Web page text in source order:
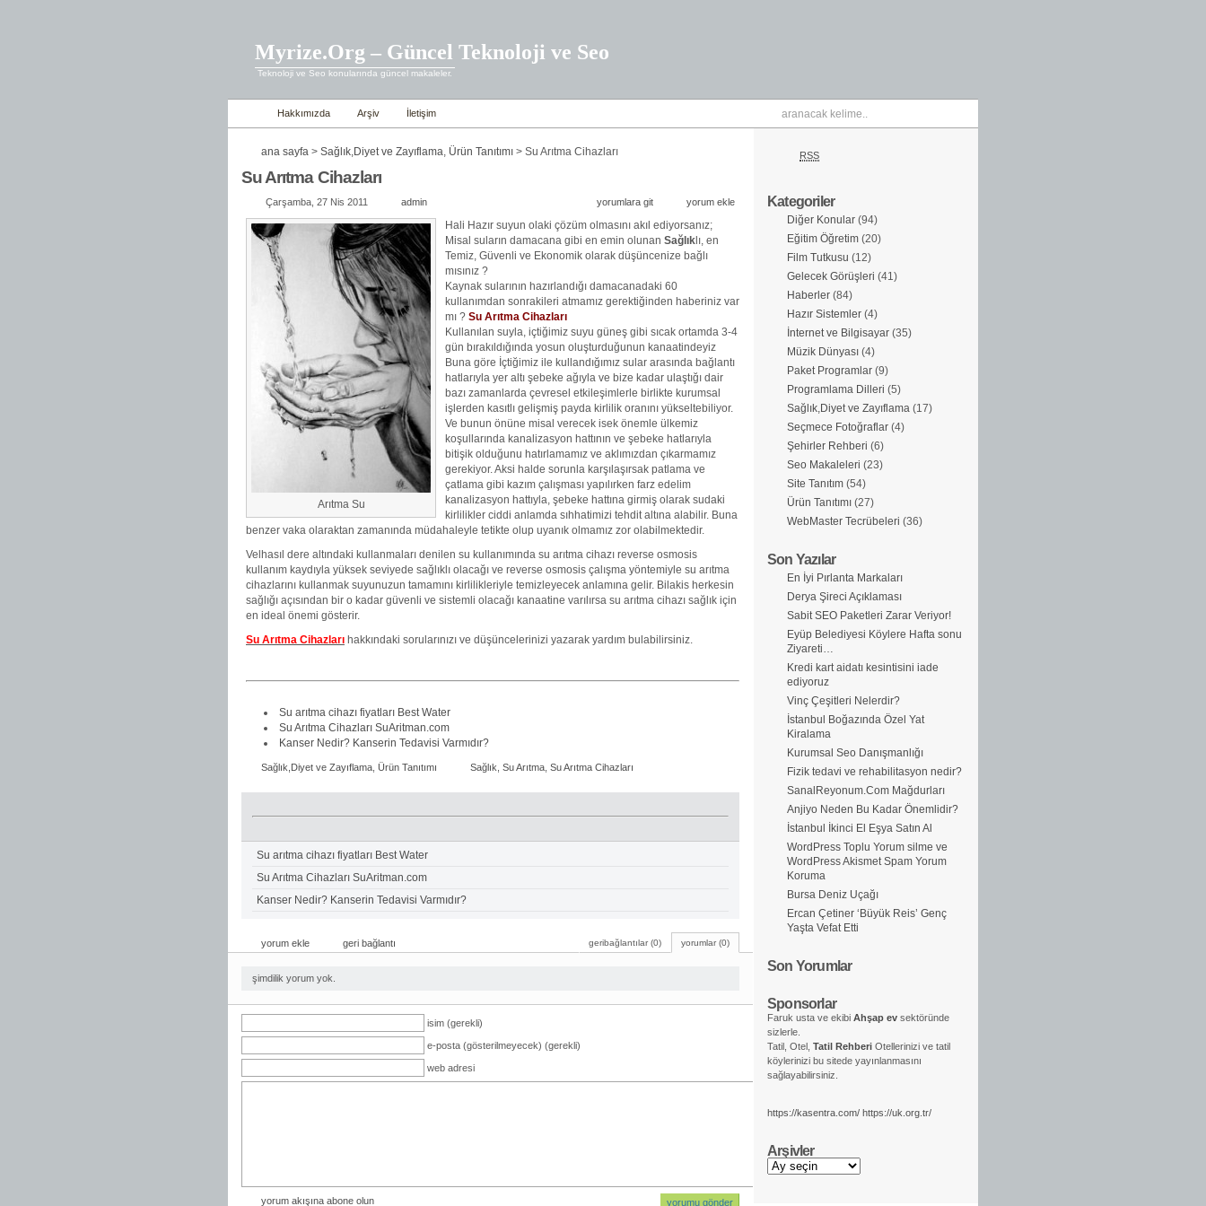
Myrize.Org – Güncel Teknoloji ve Seo
Teknoloji ve Seo konularında güncel makaleler.
Hakkımızda Arşiv İletişim
ana sayfa > Sağlık,Diyet ve Zayıflama, Ürün Tanıtımı > Su Arıtma Cihazları
Su Arıtma Cihazları
Çarşamba, 27 Nis 2011 admin yorum ekle
yorumlara git
Arıtma Su
Hali Hazır suyun olaki çözüm olmasını akıl ediyorsanız;
Misal suların damacana gibi en emin olunan Sağlık lı, en
Temiz, Güvenli ve Ekonomik olarak düşüncenize bağlı
mısınız ?
Kaynak sularının hazırlandığı damacanadaki 60
kullanımdan sonrakileri atmamız gerektiğinden haberiniz var
mı ? Su Arıtma Cihazları
Kullanılan suyla, içtiğimiz suyu güneş gibi sıcak ortamda 3-4
gün bırakıldığında yosun oluşturduğunun kanaatindeyiz
Buna göre İçtiğimiz ile kullandığımız sular arasında bağlantı
hatlarıyla yer altı şebeke ağıyla ve bize kadar ulaştığı dair
bazı zamanlarda çevresel etkileşimlerle birlikte kurumsal
işlerden kasıtlı gelişmiş payda kirlilik oranını yükseltebiliyor.
Ve bunun önüne misal verecek isek önemle ülkemiz
koşullarında kanalizasyon hattının ve şebeke hatlarıyla
bitişik olduğunu hatırlamamız ve aklımızdan çıkarmamız
gerekiyor. Aksi halde sorunla karşılaşırsak patlama ve
çatlama gibi kazım çalışması yapılırken farz edelim
kanalizasyon hattıyla, şebeke hattına girmiş olarak sudaki
kirlilikler ciddi anlamda sıhhatimizi tehdit altına alabilir. Buna
benzer vaka olaraktan zamanında müdahaleyle tetikte olup uyanık olmamız zor olabilmektedir.
Velhasıl dere altındaki kullanmaları denilen su kullanımında su arıtma cihazı reverse osmosis
kullanım kaydıyla yüksek seviyede sağlıklı olacağı ve reverse osmosis çalışma yöntemiyle su arıtma
cihazlarını kullanmak suyunuzun tamamını kirlilikleriyle temizleyecek anlamına gelir. Bilakis herkesin
sağlığı açısından bir o kadar güvenli ve sistemli olacağı kanaatine varılırsa su arıtma cihazı sağlık için
en ideal önemi gösterir.
Su Arıtma Cihazları hakkındaki sorularınızı ve düşüncelerinizi yazarak yardım bulabilirsiniz.
Su arıtma cihazı fiyatları Best Water
Su Arıtma Cihazları SuAritman.com
Kanser Nedir? Kanserin Tedavisi Varmıdır?
Sağlık,Diyet ve Zayıflama Ürün Tanıtımı Sağlık Su Arıtma Su Arıtma Cihazları
Su arıtma cihazı fiyatları Best Water
Su Arıtma Cihazları SuAritman.com
Kanser Nedir? Kanserin Tedavisi Varmıdır?
yorumlar (0)
geribağlantılar (0)
yorum ekle geri bağlantı
şimdilik yorum yok.
isim (gerekli)
e-posta (gösterilmeyecek) (gerekli)
web adresi
yorum akışına abone olun
RSS
Kategoriler
Diğer Konular (94)
Eğitim Öğretim (20)
Film Tutkusu (12)
Gelecek Görüşleri (41)
Haberler (84)
Hazır Sistemler (4)
İnternet ve Bilgisayar (35)
Müzik Dünyası (4)
Paket Programlar (9)
Programlama Dilleri (5)
Sağlık,Diyet ve Zayıflama (17)
Seçmece Fotoğraflar (4)
Şehirler Rehberi (6)
Seo Makaleleri (23)
Site Tanıtım (54)
Ürün Tanıtımı (27)
WebMaster Tecrübeleri (36)
Son Yazılar
En İyi Pırlanta Markaları
Derya Şireci Açıklaması
Sabit SEO Paketleri Zarar Veriyor!
Eyüp Belediyesi Köylere Hafta sonu
Ziyareti…
Kredi kart aidatı kesintisini iade
ediyoruz
Vinç Çeşitleri Nelerdir?
İstanbul Boğazında Özel Yat
Kiralama
Kurumsal Seo Danışmanlığı
Fizik tedavi ve rehabilitasyon nedir?
SanalReyonum.Com Mağdurları
Anjiyo Neden Bu Kadar Önemlidir?
İstanbul İkinci El Eşya Satın Al
WordPress Toplu Yorum silme ve
WordPress Akismet Spam Yorum
Koruma
Bursa Deniz Uçağı
Ercan Çetiner ‘Büyük Reis’ Genç
Yaşta Vefat Etti
Son Yorumlar
Sponsorlar
Faruk usta ve ekibi Ahşap ev sektöründe
sizlerle.
Tatil, Otel, Tatil Rehberi Otellerinizi ve tatil
köylerinizi bu sitede yayınlanmasını
sağlayabilirsiniz.
https://kasentra.com/ https://uk.org.tr/
Arşivler
Arşivler